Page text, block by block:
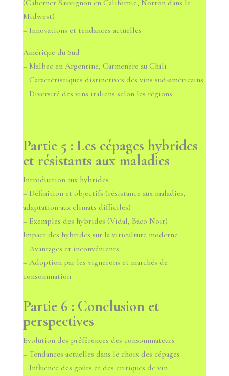
(Cabernet Sauvignon en Californie, Norton dans le
Midwest)
– Innovations et tendances actuelles
Amérique du Sud
– Malbec en Argentine, Carmenère au Chili
– Caractéristiques distinctives des vins sud-américains
– Diversité des vins italiens selon les régions
Partie 5 : Les cépages hybrides
et résistants aux maladies
Introduction aux hybrides
– Définition et objectifs (résistance aux maladies,
adaptation aux climats difficiles)
– Exemples des hybrides (Vidal, Baco Noir)
Impact des hybrides sur la viticulture moderne
– Avantages et inconvénients
– Adoption par les vignerons et marchés de
consommation
Partie 6 : Conclusion et
perspectives
Évolution des préférences des consommateurs
– Tendances actuelles dans le choix des cépages
– Influence des goûts et des critiques de vin